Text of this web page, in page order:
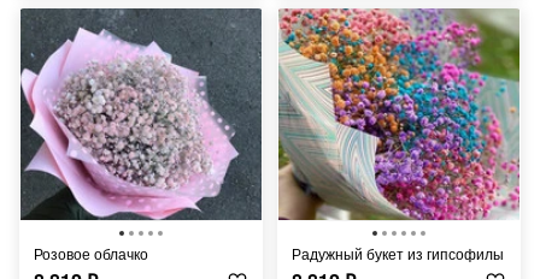
Розовое облачко Радужный букет из гипсофилы